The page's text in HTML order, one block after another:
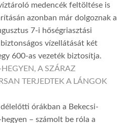
medencék feltöltése is
azonban már dolgoznak a
7-i hőségriasztási
vízellátását két
600-as vezeték biztosítja.
A SZÁRAZ
TERJEDTEK A LÁNGOK
órákban a Bekecsi-
– számolt be róla a